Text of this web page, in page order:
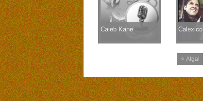
Caleb Kane Calexico
Atgal